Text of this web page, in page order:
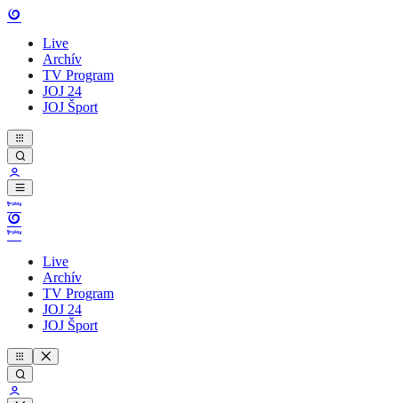
Live
Archív
TV Program
JOJ 24
JOJ Šport
Live
Archív
TV Program
JOJ 24
JOJ Šport